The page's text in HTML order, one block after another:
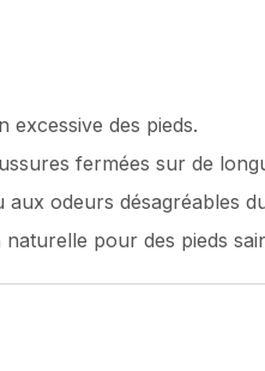
excessive des pieds.
fermées sur de
odeurs désagréables
pour des pieds